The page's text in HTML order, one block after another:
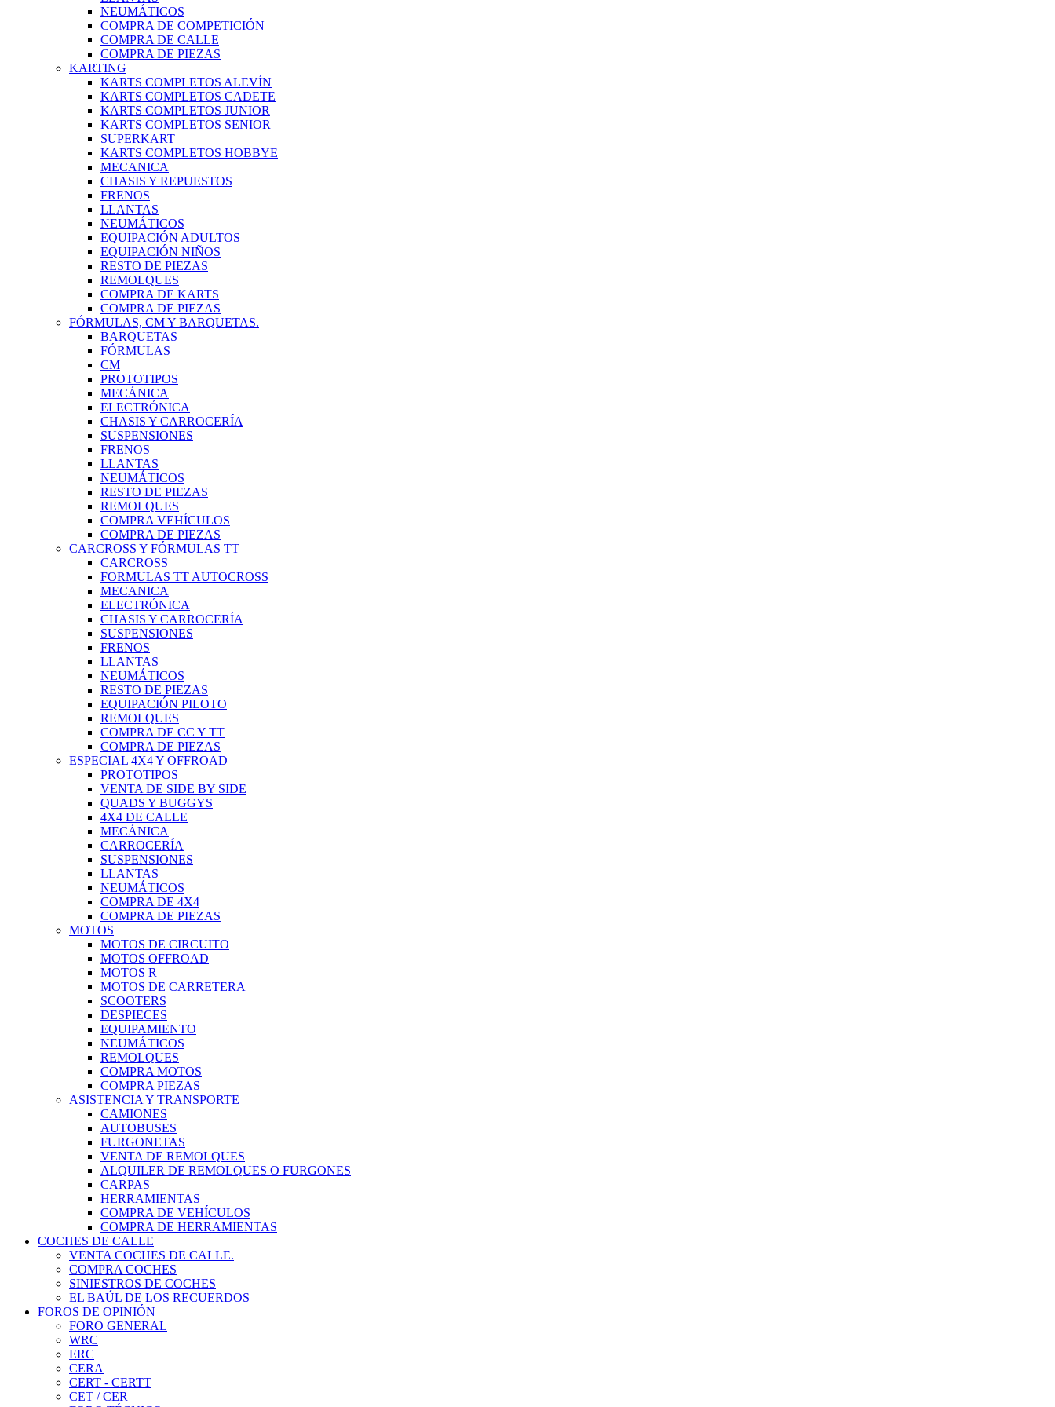
NEUMÁTICOS
COMPRA DE COMPETICIÓN
COMPRA DE CALLE
COMPRA DE PIEZAS
KARTING
KARTS COMPLETOS ALEVÍN
KARTS COMPLETOS CADETE
KARTS COMPLETOS JUNIOR
KARTS COMPLETOS SENIOR
SUPERKART
KARTS COMPLETOS HOBBYE
MECANICA
CHASIS Y REPUESTOS
FRENOS
LLANTAS
NEUMÁTICOS
EQUIPACIÓN ADULTOS
EQUIPACIÓN NIÑOS
RESTO DE PIEZAS
REMOLQUES
COMPRA DE KARTS
COMPRA DE PIEZAS
FÓRMULAS, CM Y BARQUETAS.
BARQUETAS
FÓRMULAS
CM
PROTOTIPOS
MECÁNICA
ELECTRÓNICA
CHASIS Y CARROCERÍA
SUSPENSIONES
FRENOS
LLANTAS
NEUMÁTICOS
RESTO DE PIEZAS
REMOLQUES
COMPRA VEHÍCULOS
COMPRA DE PIEZAS
CARCROSS Y FÓRMULAS TT
CARCROSS
FORMULAS TT AUTOCROSS
MECANICA
ELECTRÓNICA
CHASIS Y CARROCERÍA
SUSPENSIONES
FRENOS
LLANTAS
NEUMÁTICOS
RESTO DE PIEZAS
EQUIPACIÓN PILOTO
REMOLQUES
COMPRA DE CC Y TT
COMPRA DE PIEZAS
ESPECIAL 4X4 Y OFFROAD
PROTOTIPOS
VENTA DE SIDE BY SIDE
QUADS Y BUGGYS
4X4 DE CALLE
MECÁNICA
CARROCERÍA
SUSPENSIONES
LLANTAS
NEUMÁTICOS
COMPRA DE 4X4
COMPRA DE PIEZAS
MOTOS
MOTOS DE CIRCUITO
MOTOS OFFROAD
MOTOS R
MOTOS DE CARRETERA
SCOOTERS
DESPIECES
EQUIPAMIENTO
NEUMÁTICOS
REMOLQUES
COMPRA MOTOS
COMPRA PIEZAS
ASISTENCIA Y TRANSPORTE
CAMIONES
AUTOBUSES
FURGONETAS
VENTA DE REMOLQUES
ALQUILER DE REMOLQUES O FURGONES
CARPAS
HERRAMIENTAS
COMPRA DE VEHÍCULOS
COMPRA DE HERRAMIENTAS
COCHES DE CALLE
VENTA COCHES DE CALLE.
COMPRA COCHES
SINIESTROS DE COCHES
EL BAÚL DE LOS RECUERDOS
FOROS DE OPINIÓN
FORO GENERAL
WRC
ERC
CERA
CERT - CERTT
CET / CER